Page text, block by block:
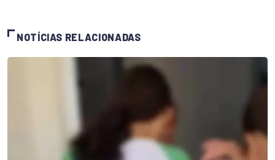
NOTÍCIAS RELACIONADAS